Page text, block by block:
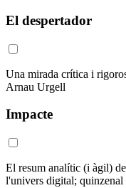
El despertador
Una mirada crítica i
Arnau Urgell
Impacte
El resum analític (i àgil)
l'univers digital;